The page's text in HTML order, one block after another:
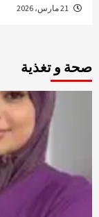
صحة و تغذية